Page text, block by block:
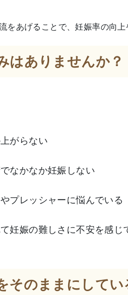
をあげることで、妊娠率の向
はありませんか？
がらない
なかなか妊娠しない
プレッシャーに悩んでいる
妊娠の難しさに不安を感じ
そのままにしてい